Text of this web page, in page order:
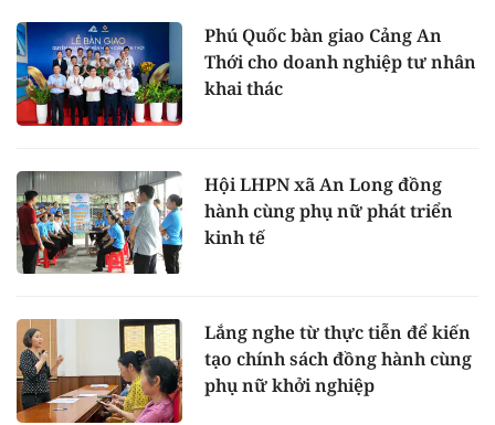
Phú Quốc bàn giao Cảng An
Thới cho doanh nghiệp tư nhân
khai thác
Hội LHPN xã An Long đồng
hành cùng phụ nữ phát triển
kinh tế
Lắng nghe từ thực tiễn để kiến
tạo chính sách đồng hành cùng
phụ nữ khởi nghiệp